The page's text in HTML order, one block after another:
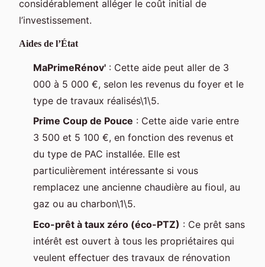
considérablement alléger le coût initial de
l’investissement.
Aides de l’État
MaPrimeRénov' : Cette aide peut aller de 3
000 à 5 000 €, selon les revenus du foyer et le
type de travaux réalisés\1\5.
Prime Coup de Pouce : Cette aide varie entre
3 500 et 5 100 €, en fonction des revenus et
du type de PAC installée. Elle est
particulièrement intéressante si vous
remplacez une ancienne chaudière au fioul, au
gaz ou au charbon\1\5.
Eco-prêt à taux zéro (éco-PTZ) : Ce prêt sans
intérêt est ouvert à tous les propriétaires qui
veulent effectuer des travaux de rénovation